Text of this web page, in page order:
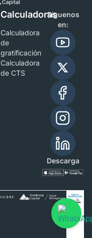
Calculadoras
Calculadora
de
gratificación
Calculadora
de CTS
Síguenos
en:
Descarga